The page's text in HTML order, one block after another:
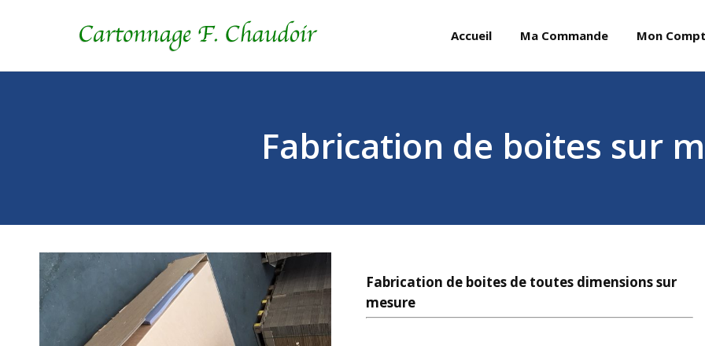
Accueil Ma Commande Mon
Fabrication de boites sur
Fabrication de boites de toutes dimensions sur
mesure